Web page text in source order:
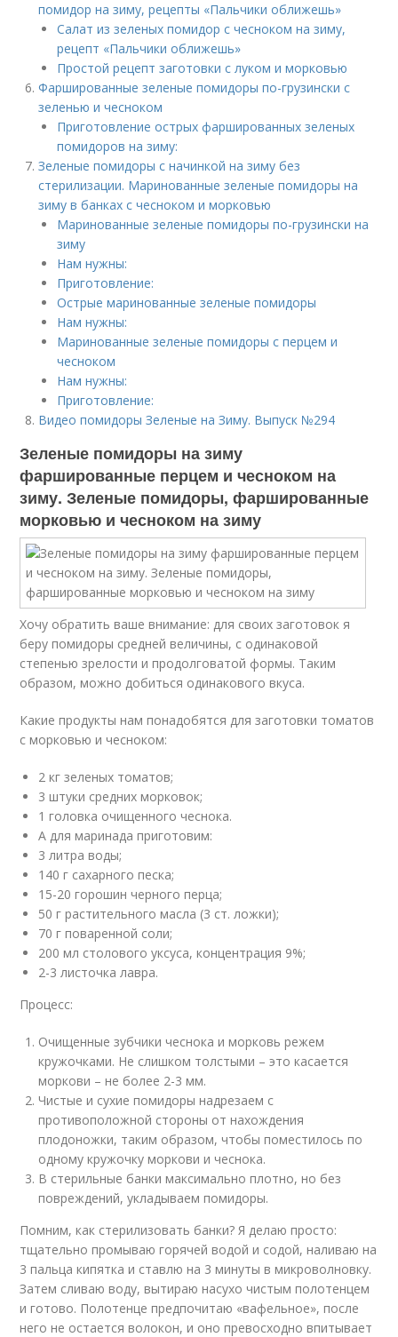
помидор на зиму, рецепты «Пальчики оближешь»
Салат из зеленых помидор с чесноком на зиму,
рецепт «Пальчики оближешь»
Простой рецепт заготовки с луком и морковью
Фаршированные зеленые помидоры по-грузински с
зеленью и чесноком
Приготовление острых фаршированных зеленых
помидоров на зиму:
Зеленые помидоры с начинкой на зиму без
стерилизации. Маринованные зеленые помидоры на
зиму в банках с чесноком и морковью
Маринованные зеленые помидоры по-грузински на
зиму
Нам нужны:
Приготовление:
Острые маринованные зеленые помидоры
Нам нужны:
Маринованные зеленые помидоры с перцем и
чесноком
Нам нужны:
Приготовление:
Видео помидоры Зеленые на Зиму. Выпуск №294
Зеленые помидоры на зиму
фаршированные перцем и чесноком на
зиму. Зеленые помидоры, фаршированные
морковью и чесноком на зиму
Хочу обратить ваше внимание: для своих заготовок я
беру помидоры средней величины, с одинаковой
степенью зрелости и продолговатой формы. Таким
образом, можно добиться одинакового вкуса.
Какие продукты нам понадобятся для заготовки томатов
с морковью и чесноком:
2 кг зеленых томатов;
3 штуки средних морковок;
1 головка очищенного чеснока.
А для маринада приготовим:
3 литра воды;
140 г сахарного песка;
15-20 горошин черного перца;
50 г растительного масла (3 ст. ложки);
70 г поваренной соли;
200 мл столового уксуса, концентрация 9%;
2-3 листочка лавра.
Процесс:
Очищенные зубчики чеснока и морковь режем
кружочками. Не слишком толстыми – это касается
моркови – не более 2-3 мм.
Чистые и сухие помидоры надрезаем с
противоположной стороны от нахождения
плодоножки, таким образом, чтобы поместилось по
одному кружочку моркови и чеснока.
В стерильные банки максимально плотно, но без
повреждений, укладываем помидоры.
Помним, как стерилизовать банки? Я делаю просто:
тщательно промываю горячей водой и содой, наливаю на
3 пальца кипятка и ставлю на 3 минуты в микроволновку.
Затем сливаю воду, вытираю насухо чистым полотенцем
и готово. Полотенце предпочитаю «вафельное», после
него не остается волокон, и оно превосходно впитывает